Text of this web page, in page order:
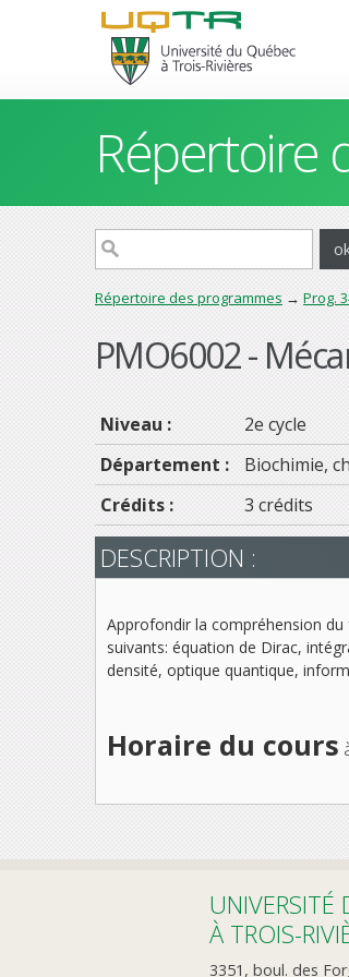
Répertoire
Répertoire des programmes → Prog.
PMO6002 -
Niveau :
2e cycle
Département :
Biochimie,
Crédits :
3 crédits
DESCRIPTION :
Approfondir la compréhension
suivants: équation de Dirac,
densité, optique quantique,
Horaire du cours
UNIVERSITÉ
À TROIS-
3351, boul. des